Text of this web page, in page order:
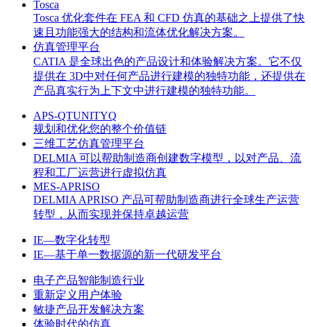
Tosca
Tosca 优化套件在 FEA 和 CFD 仿真的基础之上提供了快
速且功能强大的结构和流体优化解决方案。
仿真管理平台
CATIA 是全球出色的产品设计和体验解决方案。它不仅
提供在 3D中对任何产品进行建模的独特功能，还提供在
产品真实行为上下文中进行建模的独特功能。
APS-QTUNITYQ
规划和优化您的整个价值链
三维工艺仿真管理平台
DELMIA 可以帮助制造商创建数字模型，以对产品、流
程和工厂运营进行虚拟仿真
MES-APRISO
DELMIA APRISO 产品可帮助制造商进行全球生产运营
转型，从而实现并保持卓越运营
IE—数字化转型
IE—基于单一数据源的新一代研发平台
电子产品智能制造行业
重新定义用户体验
敏捷产品开发解决方案
体验时代的仿真